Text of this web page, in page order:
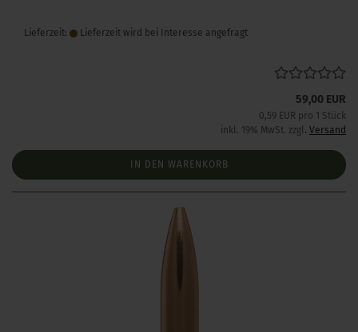
Lieferzeit: Lieferzeit wird bei Interesse angefragt
59,00 EUR
0,59 EUR pro 1 Stück
inkl. 19% MwSt. zzgl. Versand
IN DEN WARENKORB